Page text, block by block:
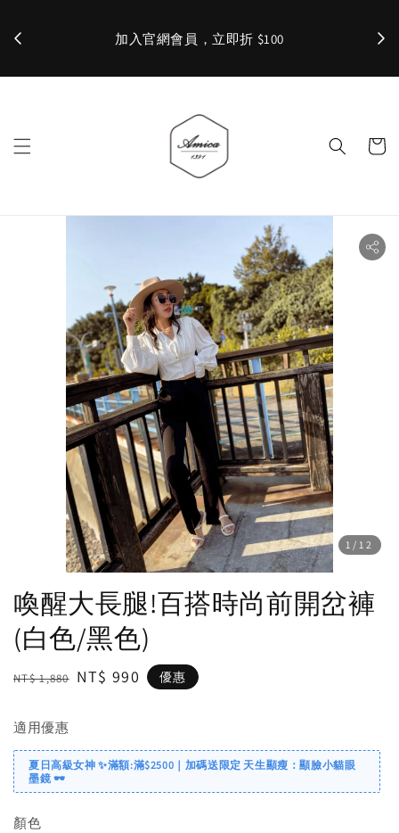
加入官網會員，立即折 $100 ✨
1 /12
喚醒大長腿!百搭時尚前開岔褲
(白色/黑色)
Regular
NT$ 1,880 Sale
NT$ 990 優惠
適用優惠
夏日高級女神 ✨滿額:滿$2500｜加碼送限定 天生顯瘦：顯臉小貓眼
墨鏡 🕶️
顏色